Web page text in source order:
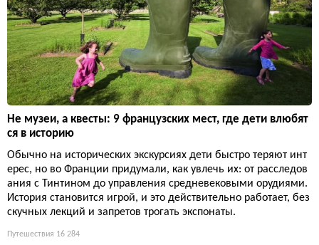
Не музеи, а квесты: 9 французских мест, где дети влюбят
ся в историю
Обычно на исторических экскурсиях дети быстро теряют инт
ерес, но во Франции придумали, как увлечь их: от расследов
ания с Тинтином до управления средневековыми орудиями.
История становится игрой, и это действительно работает, без
скучных лекций и запретов трогать экспонаты.
Путешествия 16 284